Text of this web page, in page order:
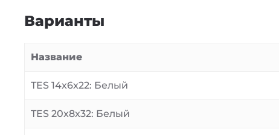
Варианты
Название
TES 14x6x22: Белый
TES 20x8x32: Белый